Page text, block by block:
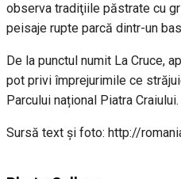
observa tradiţiile păstrate cu
peisaje rupte parcă dintr-un
De la punctul numit La Cruce,
pot privi împrejurimile ce
Parcului național Piatra Craiului.
Sursă text și foto: http://